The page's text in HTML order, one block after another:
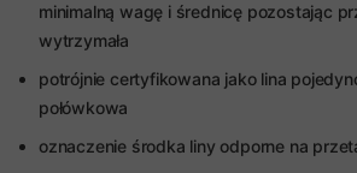
minimalną wagę i średnicę pozostając
wytrzymała
potrójnie certyfikowana jako lina
połówkowa
oznaczenie środka liny odporne na